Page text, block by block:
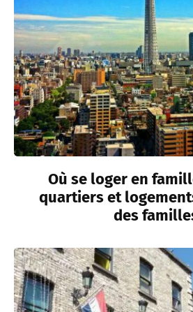
Où se loger en
quartiers et
des